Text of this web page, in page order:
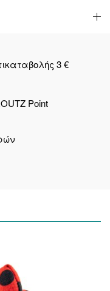
3 €
Point